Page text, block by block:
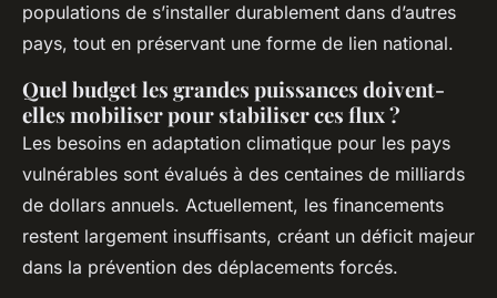
populations de s’installer durablement dans d’autres
pays, tout en préservant une forme de lien national.
Quel budget les grandes puissances doivent-
elles mobiliser pour stabiliser ces flux ?
Les besoins en adaptation climatique pour les pays
vulnérables sont évalués à des centaines de milliards
de dollars annuels. Actuellement, les financements
restent largement insuffisants, créant un déficit majeur
dans la prévention des déplacements forcés.